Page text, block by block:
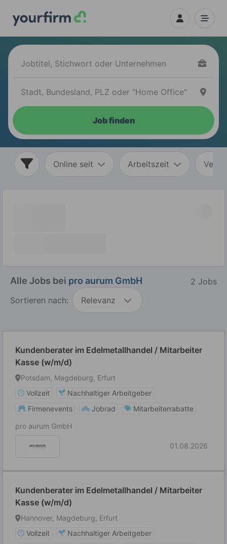
Job finden
Online seit Arbeitszeit
Alle Jobs bei pro aurum GmbH
2 Jobs
Sortieren nach:
Relevanz
Kundenberater im Edelmetallhandel / Mitarbeiter
Kasse (w/m/d)
Potsdam, Magdeburg, Erfurt
Vollzeit
Nachhaltiger Arbeitgeber
Firmenevents
Jobrad
Mitarbeiterrabatte
pro aurum GmbH
01.08.2026
Kundenberater im Edelmetallhandel / Mitarbeiter
Kasse (w/m/d)
Hannover, Magdeburg, Erfurt
Vollzeit
Nachhaltiger Arbeitgeber